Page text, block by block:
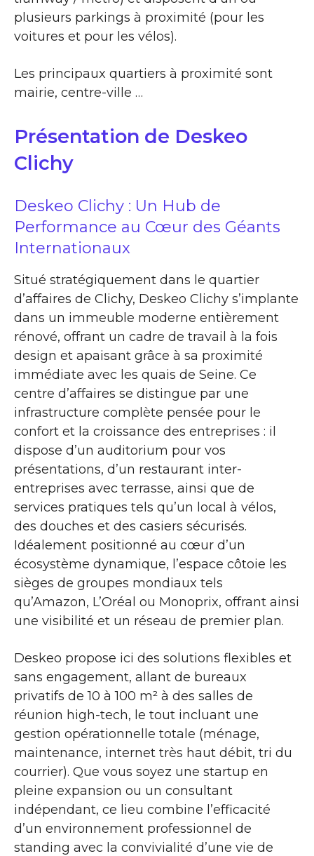
plusieurs parkings à proximité (pour les
voitures et pour les vélos).
Les principaux quartiers à proximité sont
mairie, centre-ville …
Présentation de Deskeo
Clichy
Deskeo Clichy : Un Hub de
Performance au Cœur des Géants
Internationaux
Situé stratégiquement dans le quartier
d’affaires de Clichy, Deskeo Clichy s’implante
dans un immeuble moderne entièrement
rénové, offrant un cadre de travail à la fois
design et apaisant grâce à sa proximité
immédiate avec les quais de Seine. Ce
centre d’affaires se distingue par une
infrastructure complète pensée pour le
confort et la croissance des entreprises : il
dispose d’un auditorium pour vos
présentations, d’un restaurant inter-
entreprises avec terrasse, ainsi que de
services pratiques tels qu’un local à vélos,
des douches et des casiers sécurisés.
Idéalement positionné au cœur d’un
écosystème dynamique, l’espace côtoie les
sièges de groupes mondiaux tels
qu’Amazon, L’Oréal ou Monoprix, offrant ainsi
une visibilité et un réseau de premier plan.
Deskeo propose ici des solutions flexibles et
sans engagement, allant de bureaux
privatifs de 10 à 100 m² à des salles de
réunion high-tech, le tout incluant une
gestion opérationnelle totale (ménage,
maintenance, internet très haut débit, tri du
courrier). Que vous soyez une startup en
pleine expansion ou un consultant
indépendant, ce lieu combine l’efficacité
d’un environnement professionnel de
standing avec la convivialité d’une vie de